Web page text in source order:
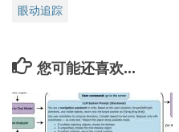
眼动追踪
您可能还喜欢...